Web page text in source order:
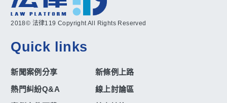
2018© 法律119 Copyright All Rights Reserved
Quick links
新聞案例分享
新條例上路
熱門糾紛Q&A
線上討論區